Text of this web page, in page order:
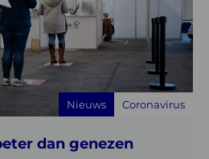
dan genezen
Nieuws Coronavirus